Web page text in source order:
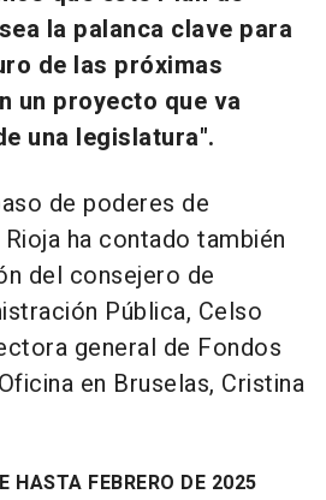
la palanca clave para
de las próximas
un proyecto que va
una legislatura".
de poderes de
ha contado también
del consejero de
Pública, Celso
general de Fondos
en Bruselas, Cristina
HASTA FEBRERO DE 2025